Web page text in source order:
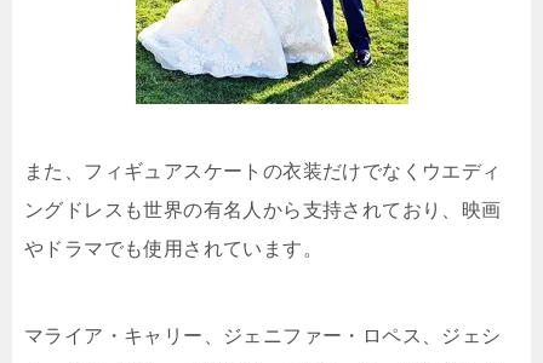
また、フィギュアスケートの衣装だけでなくウエディ
ングドレスも世界の有名人から支持されており、映画
やドラマでも使用されています。
マライア・キャリー、ジェニファー・ロペス、ジェシ